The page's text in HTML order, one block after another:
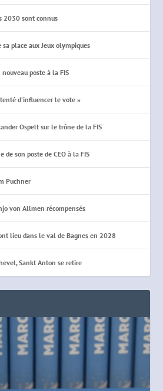
2030 sont connus
place aux Jeux olympiques
poste à la FIS
d’influencer le vote »
Ospelt sur le trône de la FIS
de son poste de CEO à la FIS
Puchner
von Allmen récompensés
lieu dans le val de Bagnes en 2028
Sankt Anton se retire